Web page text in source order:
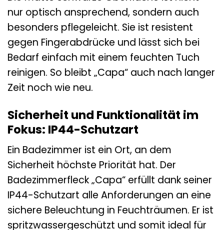
nur optisch ansprechend, sondern auch
besonders pflegeleicht. Sie ist resistent
gegen Fingerabdrücke und lässt sich bei
Bedarf einfach mit einem feuchten Tuch
reinigen. So bleibt „Capa“ auch nach langer
Zeit noch wie neu.
Sicherheit und Funktionalität im
Fokus: IP44-Schutzart
Ein Badezimmer ist ein Ort, an dem
Sicherheit höchste Priorität hat. Der
Badezimmerfleck „Capa“ erfüllt dank seiner
IP44-Schutzart alle Anforderungen an eine
sichere Beleuchtung in Feuchträumen. Er ist
spritzwassergeschützt und somit ideal für